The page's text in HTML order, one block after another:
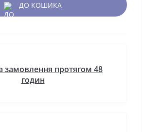
ДО КОШИКА
замовлення протягом 48
годин